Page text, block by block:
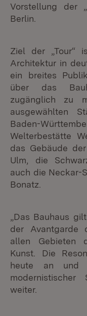
Vorstellung der
Berlin.
Ziel der „Tour“
Architektur in
ein breites
über das
zugänglich zu
ausgewählten
Baden-
Welterbestätte
das Gebäude
Ulm, die
auch die Neckar-
Bonatz.
„Das Bauhaus
der Avantgarde
allen Gebieten
Kunst. Die
heute an und
modernistischer
weiter.